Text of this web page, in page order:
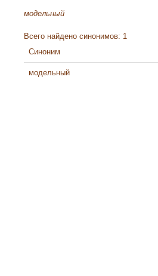
модельный
Всего найдено синонимов: 1
Синоним
модельный